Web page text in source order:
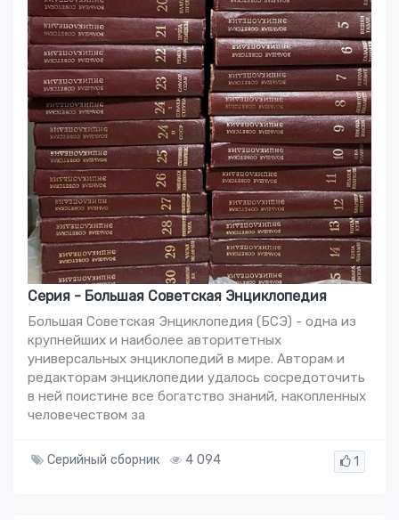
Серия - Большая Советская Энциклопедия
Большая Советская Энциклопедия (БСЭ) - одна из
крупнейших и наиболее авторитетных
универсальных энциклопедий в мире. Авторам и
редакторам энциклопедии удалось сосредоточить
в ней поистине все богатство знаний, накопленных
человечеством за
Серийный сборник 4 094 1